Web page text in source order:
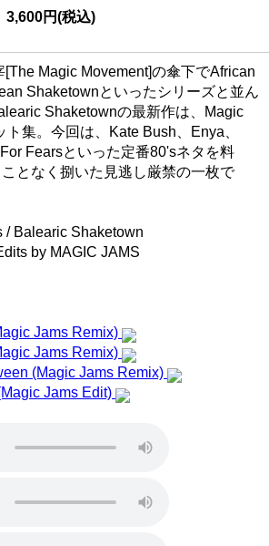
3,600円(税込)
[The Magic Movement]の傘下でAfrican
Shaketownといったシリーズと並ん
Shaketownの最新作は、Magic
集。今回は、Kate Bush、Enya、
Fearsといった定番80'sネタを料
となく捌いた見逃し厳禁の一枚で
/ Balearic Shaketown
by MAGIC JAMS
Jams Remix)
Jams Remix)
(Magic Jams Remix)
Jams Edit)